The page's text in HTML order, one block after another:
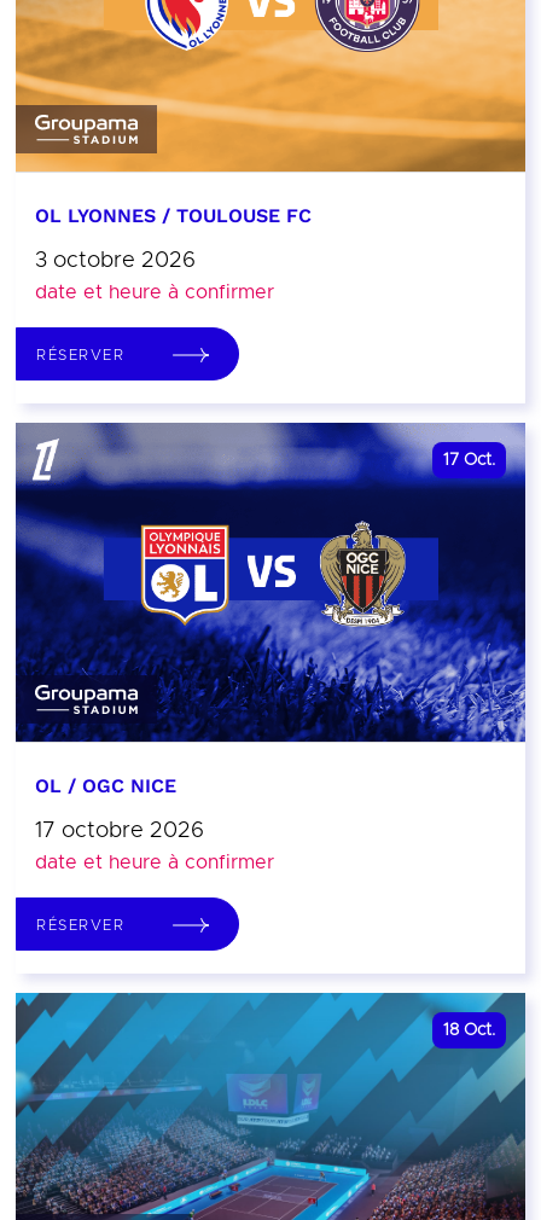
OL LYONNES / TOULOUSE FC
3 octobre 2026
date et heure à confirmer
RÉSERVER
17 Oct.
OL / OGC NICE
17 octobre 2026
date et heure à confirmer
RÉSERVER
18 Oct.